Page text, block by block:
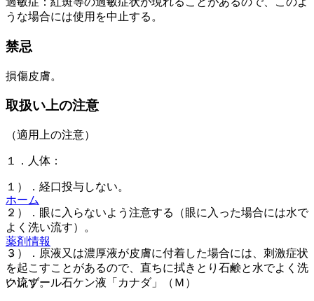
うな場合には使用を中止する。
禁忌
損傷皮膚。
取扱い上の注意
（適用上の注意）
１．人体：
１）．経口投与しない。
２）．眼に入らないよう注意する（眼に入った場合には水で
よく洗い流す）。
３）．原液又は濃厚液が皮膚に付着した場合には、刺激症状
を起こすことがあるので、直ちに拭きとり石鹸と水でよく洗
い流す。
ホーム
薬剤情報
クレゾール石ケン液「カナダ」（Ｍ）